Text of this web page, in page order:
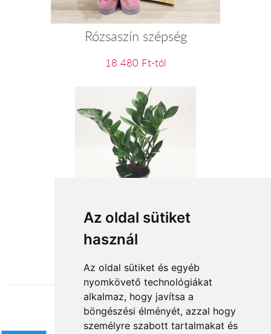
Az oldal sütiket
használ
Az oldal sütiket és egyéb
nyomkövető technológiákat
alkalmaz, hogy javítsa a
böngészési élményét, azzal hogy
személyre szabott tartalmakat és
Rózsaszín szépség
18 480 Ft-tól
Cserepes Zamio
10 480 Ft-tól
Elfogadott fizetési módok